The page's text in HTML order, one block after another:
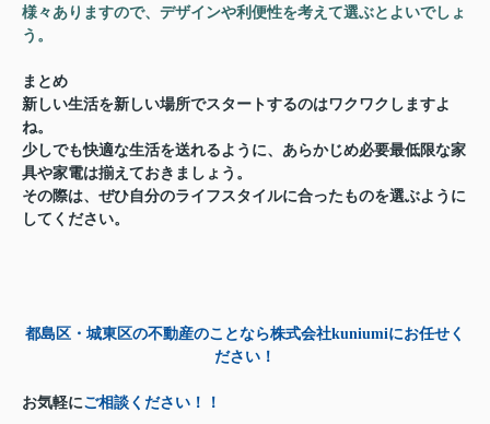
様々ありますので、デザインや利便性を考えて選ぶとよいでしょ
う。
まとめ
新しい生活を新しい場所でスタートするのはワクワクしますよ
ね。
少しでも快適な生活を送れるように、あらかじめ必要最低限な家
具や家電は揃えておきましょう。
その際は、ぜひ自分のライフスタイルに合ったものを選ぶように
してください。
都島区・城東区の不動産のことなら株式会社kuniumiにお任せく
ださい！
お気軽にご相談ください！！